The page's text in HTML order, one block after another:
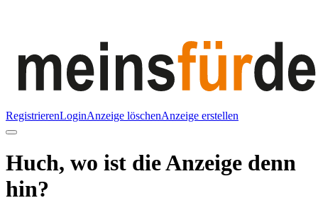
RegistrierenLoginAnzeige löschenAnzeige erstellen
Huch, wo ist die Anzeige denn
hin?